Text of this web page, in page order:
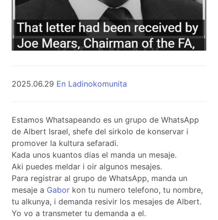
2025.06.29 En Ladinokomunita
Estamos Whatsapeando es un grupo de WhatsApp
de Albert Israel, shefe del sirkolo de konservar i
promover la kultura sefaradi.
Kada unos kuantos dias el manda un mesaje.
Aki puedes meldar i oir algunos mesajes.
Para registrar al grupo de WhatsApp, manda un
mesaje a Gabor kon tu numero telefono, tu nombre,
tu alkunya, i demanda resivir los mesajes de Albert.
Yo vo a transmeter tu demanda a el.